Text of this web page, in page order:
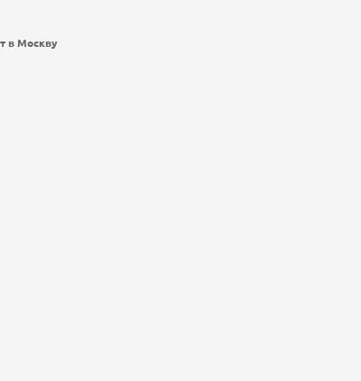
в Москву